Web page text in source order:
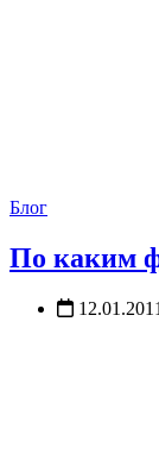
Блог
По каким
12.01.2011